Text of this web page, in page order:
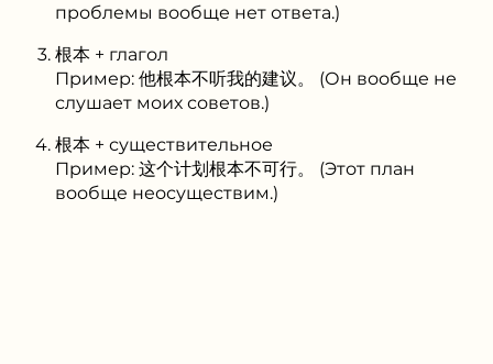
проблемы вообще нет ответа.)
根本 + глагол
Пример: 他根本不听我的建议。 (Он вообще не
слушает моих советов.)
根本 + существительное
Пример: 这个计划根本不可行。 (Этот план
вообще неосуществим.)